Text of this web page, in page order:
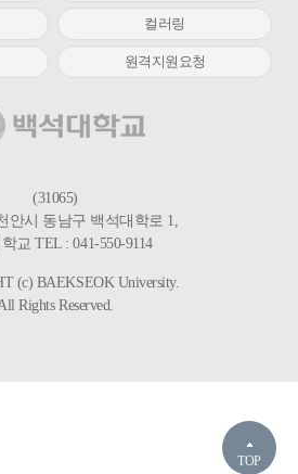
컬러링
원격지원요청
(31065)
안시 동남구 백석대학로 1,
교 TEL : 041-550-9114
(c) BAEKSEOK University.
Rights Reserved.
TOP